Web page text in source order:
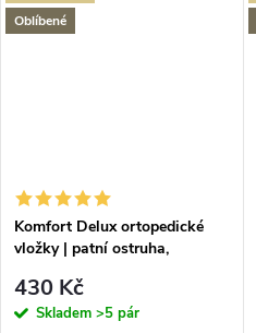
Oblíbené
Komfort Delux ortopedické
vložky | patní ostruha,
430 Kč
Skladem >5 pár